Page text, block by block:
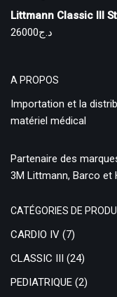
Littmann Classic III
د.ج26000
A PROPOS
Importation et la
matériel médical
Partenaire des
3M Littmann, Barco et
CATÉGORIES DE
CARDIO IV (7)
CLASSIC III (24)
PEDIATRIQUE (2)